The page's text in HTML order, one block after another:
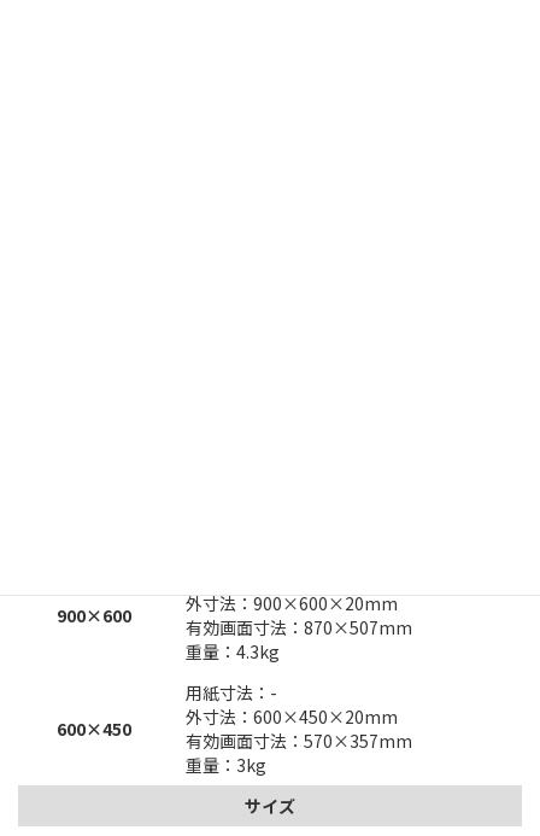
900×600
外寸法：900×600×20mm
有効画面寸法：870×507mm
重量：4.3kg
600×450
用紙寸法：-
外寸法：600×450×20mm
有効画面寸法：570×357mm
重量：3kg
サイズ